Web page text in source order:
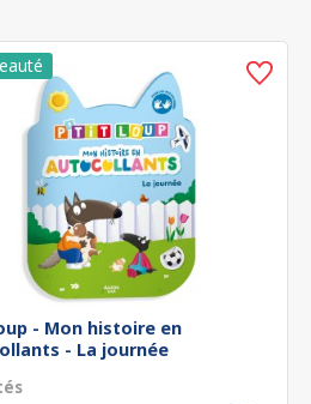
- Mon histoire en
- La journée